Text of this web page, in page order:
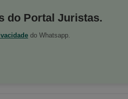
do Portal Juristas.
do Whatsapp.